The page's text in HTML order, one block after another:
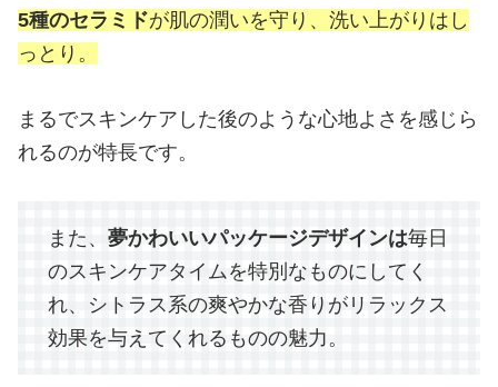
5種のセラミドが肌の潤いを守り、洗い上がりはし
っとり。
まるでスキンケアした後のような心地よさを感じら
れるのが特長です。
また、 夢かわいいパッケージデザインは毎日
のスキンケアタイムを特別なものにしてく
れ、シトラス系の爽やかな香りがリラックス
効果を与えてくれるものの魅力。